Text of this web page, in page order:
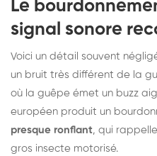
Le
signal sonore
Voici un détail souvent
un bruit très différent de la
où la guêpe émet un buzz
européen produit un
presque ronflant, qui
gros insecte motorisé.